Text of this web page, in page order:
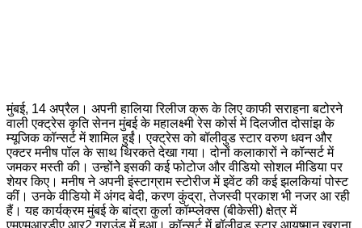
मुंबई, 14 अप्रैल। अपनी हालिया रिलीज क्रू के लिए काफी सराहना बटोरने
वाली एक्ट्रेस कृति सेनन मुंबई के महालक्ष्मी रेस कोर्स में दिलजीत दोसांझ के
म्यूजिक कॉन्सर्ट में शामिल हुईं। एक्ट्रेस को बॉलीवुड स्टार वरुण धवन और
एक्टर मनीष पॉल के साथ थिरकते देखा गया। दोनों कलाकारों ने कॉन्सर्ट में
जमकर मस्ती की। उन्होंनेे इसकी कई फोटोज और वीडियो सोशल मीडिया पर
शेयर किए। मनीष ने अपनी इंस्टाग्राम स्टोरीज में इवेंट की कई झलकियां पोस्ट
कीं। उनके वीडियो में अंगद बेदी, करण कुंद्रा, तेजस्वी प्रकाश भी नजर आ रही
हैं। यह कार्यक्रम मुंबई के बांद्रा कुर्ला कॉम्प्लेक्स (बीकेसी) क्षेत्र में